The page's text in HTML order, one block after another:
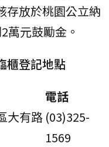
存放於桃園公立納
萬元鼓勵金。
櫃登記地點
電話
大有路 (03)325-
1569